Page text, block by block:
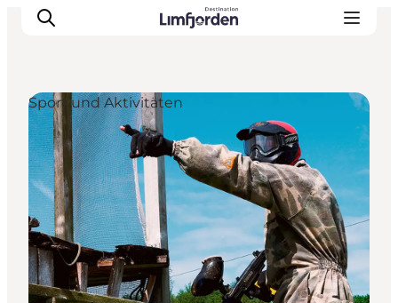
Sport und Aktivitäten